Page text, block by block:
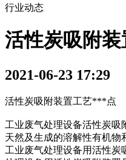
行业动态
活性炭吸附
2021-06-23 17:29
活性炭吸附装置工艺***点
工业废气处理设备活性炭吸
天然及生成的溶解性有机物
工业废气处理设备用活性炭